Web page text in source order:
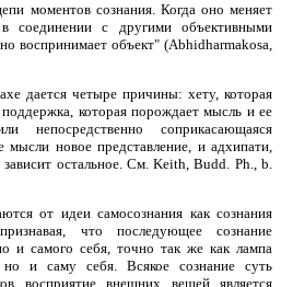
моментов сознания. Когда оно меняет
соединении с другими объективными
воспринимает объект" (Abhidharmakosa,
дается четыре причины: хету, которая
которая порождает мысль и ее
непосредственно соприкасающаяся
мысли новое представление, и адхипати,
остальное. См. Keith, Budd. Ph., b.
от идеи самосознания как сознания
что последующее сознание
и самого себя, точно так же как лампа
но и саму себя. Всякое сознание суть
восприятие внешних вещей является